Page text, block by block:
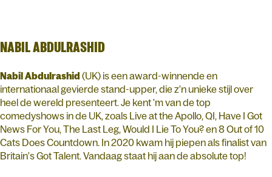
NABIL ABDULRASHID
Nabil Abdulrashid (UK) is een award-winnende en
internationaal gevierde stand-upper, die z'n unieke stijl over
heel de wereld presenteert. Je kent 'm van de top
comedyshows in de UK, zoals Live at the Apollo, QI, Have I Got
News For You, The Last Leg, Would I Lie To You? en 8 Out of 10
Cats Does Countdown. In 2020 kwam hij piepen als finalist van
Britain's Got Talent. Vandaag staat hij aan de absolute top!